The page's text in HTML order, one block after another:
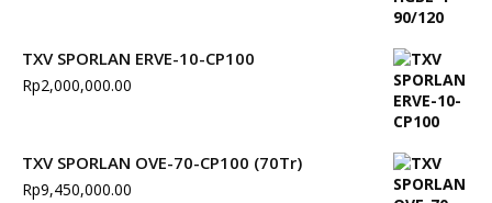
TXV SPORLAN ERVE-10-CP100
Rp2,000,000.00
TXV SPORLAN OVE-70-CP100 (70Tr)
Rp9,450,000.00